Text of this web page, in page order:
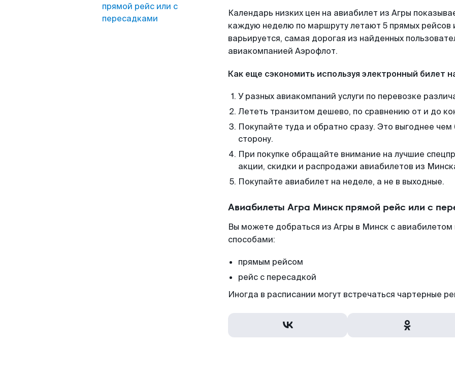
прямой рейс или с
пересадками
Календарь низких цен на авиабилет из Агры
каждую неделю по маршруту летают 5 прямых рейсов
варьируется, самая дорогая из найденных
авиакомпанией Аэрофлот.
Как еще сэкономить используя электронный билет
У разных авиакомпаний услуги по перевозке
Лететь транзитом дешево, по сравнению от и до
Покупайте туда и обратно сразу. Это выгоднее
сторону.
При покупке обращайте внимание на лучшие
акции, скидки и распродажи авиабилетов из
Покупайте авиабилет на неделе, а не в выходные.
Авиабилеты Агра Минск прямой рейс или с
Вы можете добраться из Агры в Минск с авиабилетом
способами:
прямым рейсом
рейс с пересадкой
Иногда в расписании могут встречаться чартерные